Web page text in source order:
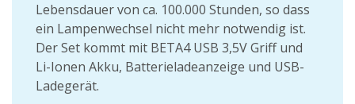
Lebensdauer von ca. 100.000 Stunden, so dass
ein Lampenwechsel nicht mehr notwendig ist.
Der Set kommt mit BETA4 USB 3,5V Griff und
Li-Ionen Akku, Batterieladeanzeige und USB-
Ladegerät.